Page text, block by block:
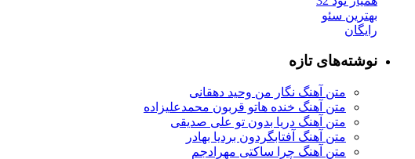
بهترین سئو
رایگان
نوشته‌های تازه
متن آهنگ نگار من وحید دهقانی
متن آهنگ خنده هاتو قربون محمدعلیزاده
متن آهنگ دریا بدون تو علی صدیقی
متن آهنگ آفتابگردون بردیا بهادر
متن آهنگ چرا ساکتی مهرادجم